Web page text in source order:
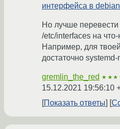
интерфейса в
Но лучше
/etc/interfaces на
Например, для
достаточно
gremlin_the_red
15.12.2021 19:56:10
Показать ответы